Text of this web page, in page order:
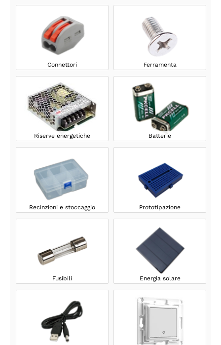
Connettori Ferramenta
Riserve energetiche Batterie
Recinzioni e stoccaggio Prototipazione
Fusibili Energia solare